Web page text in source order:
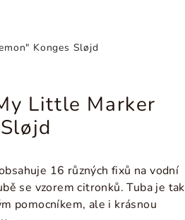
Konges Sløjd
Little Marker
16 různých fixů na vodní
se vzorem citronků. Tuba je tak
pomocníkem, ale i krásnou